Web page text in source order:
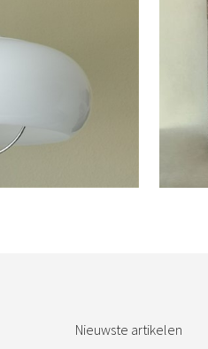
Nieuwste artikelen